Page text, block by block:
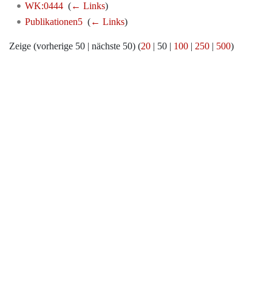
WK:0444‎ (← Links)
Publikationen5‎ (← Links)
Zeige (vorherige 50 | nächste 50) (20 | 50 | 100 | 250 | 500)